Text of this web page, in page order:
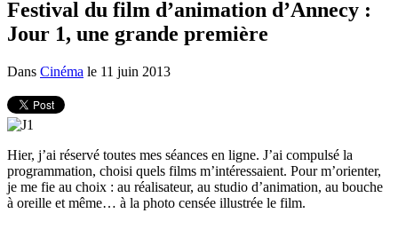
Festival du film d’animation d’Annecy :
Jour 1, une grande première
Dans Cinéma le 11 juin 2013
Hier, j’ai réservé toutes mes séances en ligne. J’ai compulsé la
programmation, choisi quels films m’intéressaient. Pour m’orienter,
je me fie au choix : au réalisateur, au studio d’animation, au bouche
à oreille et même… à la photo censée illustrée le film.